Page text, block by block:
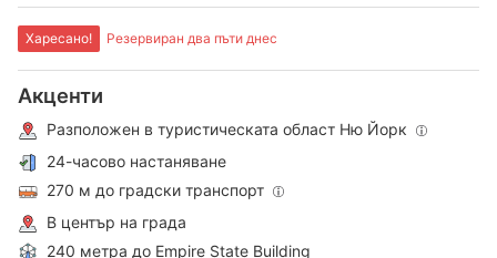
Харесано! Резервиран два пъти днес
Акценти
Разположен в туристическата област Ню Йорк
24-часово настаняване
270 м до градски транспорт
В център на града
240 метра до Empire State Building